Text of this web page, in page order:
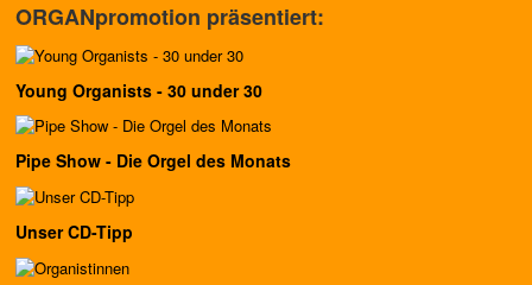
ORGANpromotion präsentiert:
Young Organists - 30 under 30
Pipe Show - Die Orgel des Monats
Unser CD-Tipp